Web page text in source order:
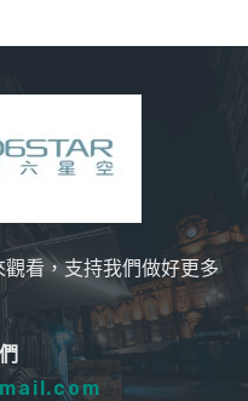
看，支持我們做好更多